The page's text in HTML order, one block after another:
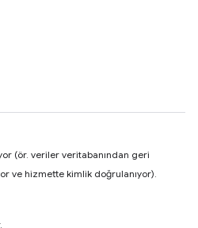
(ör. veriler veritabanından geri
ve hizmette kimlik doğrulanıyor).